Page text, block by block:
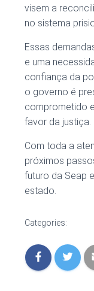
visem a
no sistema
Essas
e uma
confiança da
o governo é
comprometido
favor da justiça.
Com toda a
próximos
futuro da Seap
estado.
Categories: